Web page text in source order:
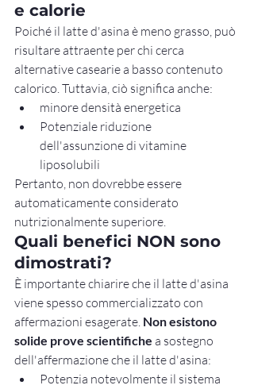
e calorie
Poiché il latte d'asina è meno grasso, può
risultare attraente per chi cerca
alternative casearie a basso contenuto
calorico. Tuttavia, ciò significa anche:
minore densità energetica
Potenziale riduzione
dell'assunzione di vitamine
liposolubili
Pertanto, non dovrebbe essere
automaticamente considerato
nutrizionalmente superiore.
Quali benefici NON sono
dimostrati?
È importante chiarire che il latte d'asina
viene spesso commercializzato con
affermazioni esagerate. Non esistono
solide prove scientifiche a sostegno
dell'affermazione che il latte d'asina:
Potenzia notevolmente il sistema